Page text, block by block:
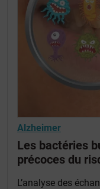
Alzheimer
Les bactéries
précoces du
L’analyse des